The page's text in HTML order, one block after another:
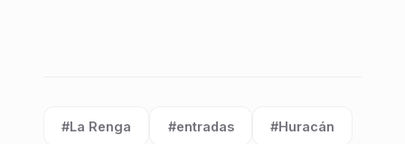
Etiqueta:
#La Renga
Etiqueta:
#entradas
Etiqueta:
#Huracán